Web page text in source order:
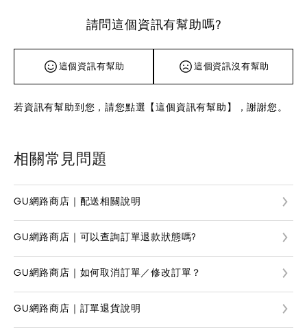
請問這個資訊有幫助嗎?
這個資訊有幫助 這個資訊沒有幫助
若資訊有幫助到您，請您點選【這個資訊有幫助】，謝謝您。
相關常見問題
GU網路商店｜配送相關說明
GU網路商店｜可以查詢訂單退款狀態嗎?
GU網路商店｜如何取消訂單／修改訂單？
GU網路商店｜訂單退貨說明